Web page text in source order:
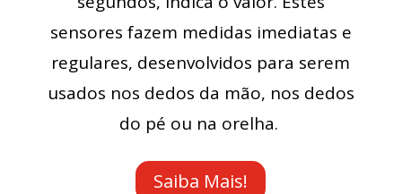
sensores fazem medidas imediatas e
regulares, desenvolvidos para serem
usados nos dedos da mão, nos dedos
do pé ou na orelha.
Saiba Mais!